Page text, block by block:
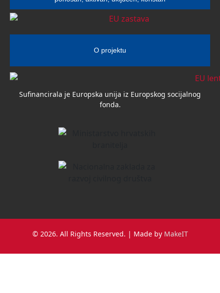
O projektu
Sufinancirala je Europska unija iz Europskog socijalnog
fonda.
© 2026. All Rights Reserved. | Made by MakeIT